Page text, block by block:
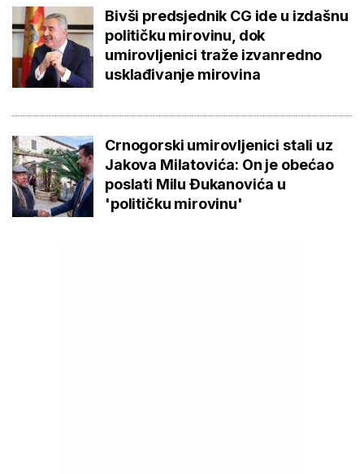
Bivši predsjednik CG ide u izdašnu
političku mirovinu, dok
umirovljenici traže izvanredno
usklađivanje mirovina
Crnogorski umirovljenici stali uz
Jakova Milatovića: On je obećao
poslati Milu Đukanovića u
'političku mirovinu'